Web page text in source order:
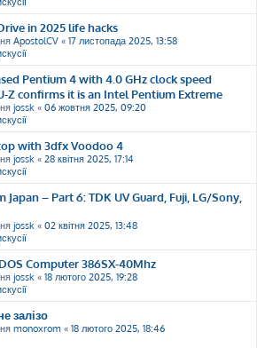
in 2025 life hacks
ApostolCV « 17 листопада 2025, 13:58
Pentium 4 with 4.0 GHz clock speed
Z confirms it is an Intel Pentium Extreme
jossk « 06 жовтня 2025, 09:20
with 3dfx Voodoo 4
jossk « 28 квітня 2025, 17:14
Japan – Part 6: TDK UV Guard, Fuji, LG/Sony,
jossk « 02 квітня 2025, 13:48
Computer 386SX-40Mhz
jossk « 18 лютого 2025, 19:28
залізо
monoxrom « 18 лютого 2025, 18:46